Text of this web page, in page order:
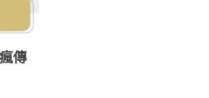
傳